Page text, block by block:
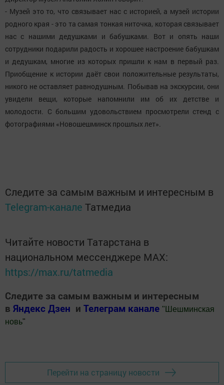
- Музей это то, что связывает нас с историей, а музей истории
родного края - это та самая тонкая ниточка, которая связывает
нас с нашими дедушками и бабушками. Вот и опять наши
сотрудники подарили радость и хорошее настроение бабушкам
и дедушкам, многие из которых пришли к нам в первый раз.
Приобщение к истории даёт свои положительные результаты,
никого не оставляет равнодушным. Побывав на экскурсии, они
увидели вещи, которые напомнили им об их детстве и
молодости. С большим удовольствием просмотрели стенд с
фотографиями «Новошешминск прошлых лет».
Следите за самым важным и интересным в
Telegram-канале Татмедиа
Читайте новости Татарстана в
национальном мессенджере MАХ:
https://max.ru/tatmedia
Следите за самым важным и интересным
в Яндекс Дзен и Телеграм канале " Шешминская
новь"
Перейти на страницу новости